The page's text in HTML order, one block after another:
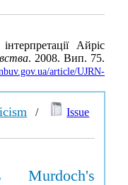
Айріс
. 2008. Вип. 75.
article/UJRN-
/
Issue